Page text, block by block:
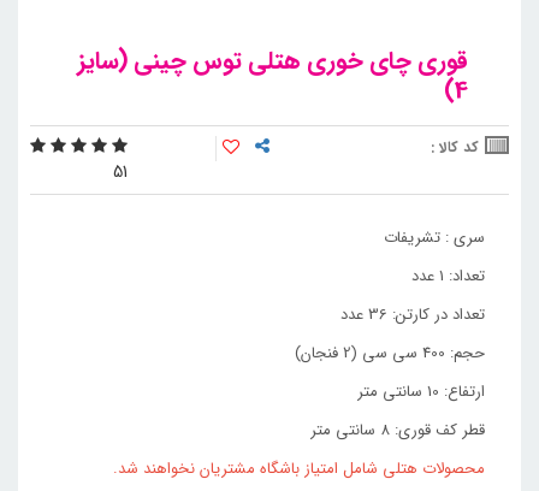
قوری چای خوری هتلی توس چینی (سایز
4)
کد کالا :
51
سری : تشریفات
تعداد: 1 عدد
تعداد در کارتن: 36 عدد
حجم: 400 سی سی (2 فنجان)
ارتفاع: 10 سانتی متر
قطر کف قوری: 8 سانتی متر
محصولات هتلی شامل امتیاز باشگاه مشتریان نخواهند شد.